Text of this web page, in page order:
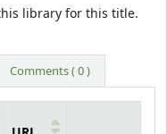
library for this title.
Comments ( 0 )